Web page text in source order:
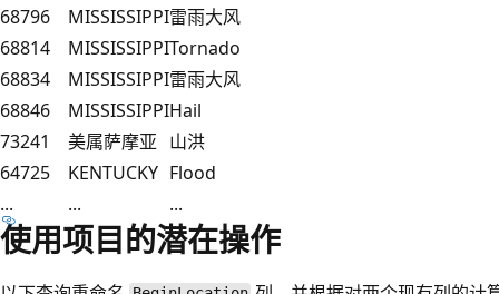
68796
MISSISSIPPI雷雨大风
68814
MISSISSIPPITornado
68834
MISSISSIPPI雷雨大风
68846
MISSISSIPPIHail
73241
美属萨摩亚 山洪
64725
KENTUCKY Flood
...
... ...
使用项目的潜在操作